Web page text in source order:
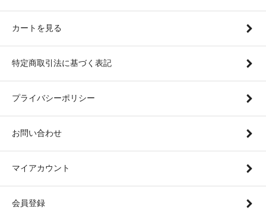
カートを見る
特定商取引法に基づく表記
プライバシーポリシー
お問い合わせ
マイアカウント
会員登録